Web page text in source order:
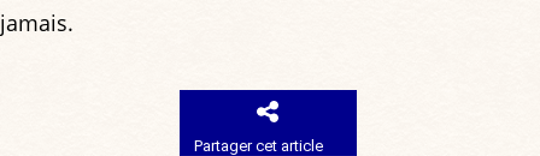
jamais.
Partager cet article